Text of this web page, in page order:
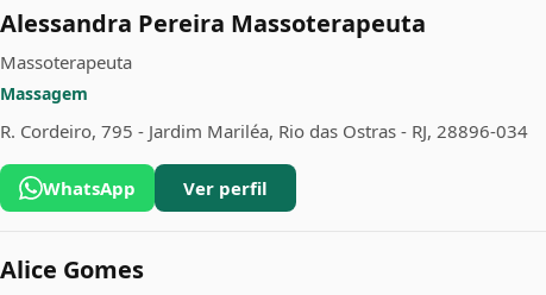
Alessandra Pereira Massoterapeuta
Massoterapeuta
Massagem
R. Cordeiro, 795 - Jardim Mariléa, Rio das Ostras - RJ, 28896-034
WhatsApp Ver perfil
Alice Gomes